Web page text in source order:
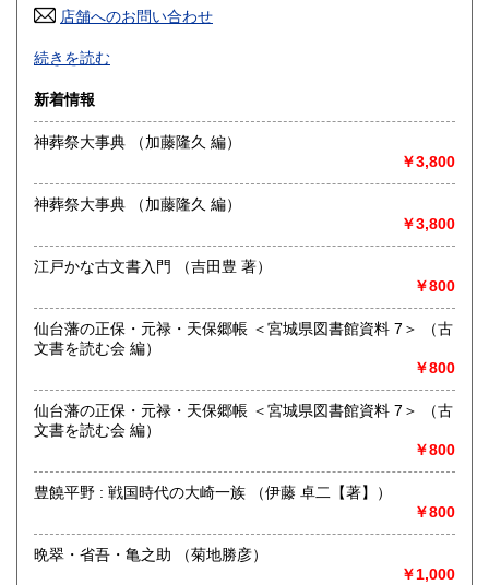
高知県 600円
佐賀県
熊本県 600円 大分県 600円
600円
沖縄県 600円
店舗へのお問い合わせ
買い取り専用ダイヤル 0120-805-875 (9:00～21:00 年中無休)
〒983-0043
宮城県仙台市宮城野区萩野町 2-3-2
最寄駅：仙台駅:徒歩15分 地下鉄南北線 広瀬通駅:徒歩10分
営業時間：〈店舗〉12:00～19:00
書籍の買取について
出張買取も行っております。
宮城県全域、福島県、山形県、岩手県、青森県、秋田県の東
北地方を中心に、茨城県、栃木県等関東近県への地域に出張
遠方や量が少ない場合など
宅配便での買取も行っております。
大量のご処分も承ります。
買い取り専用ダイヤル 0120-805-875
取り扱い分野
続きを読む
新着情報
神葬祭大事典 （加藤隆久 編）
￥3,800
神葬祭大事典 （加藤隆久 編）
￥3,800
江戸かな古文書入門 （吉田豊 著）
￥800
仙台藩の正保・元禄・天保郷帳 ＜宮城県図書館資料 7＞ （古
文書を読む会 編）
￥800
仙台藩の正保・元禄・天保郷帳 ＜宮城県図書館資料 7＞ （古
文書を読む会 編）
￥800
豊饒平野 : 戦国時代の大崎一族 （伊藤 卓二【著】）
￥800
晩翠・省吾・亀之助 （菊地勝彦）
￥1,000